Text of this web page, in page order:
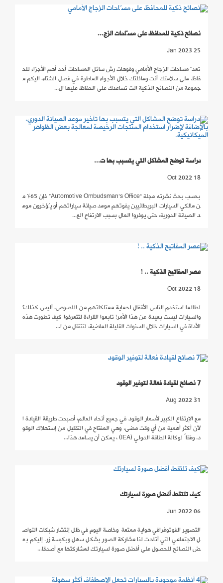
نصائح ذكية للمحافظ على مسّاحات الزج...
25 Jan 2023
تعدّ مساحات الزجاج الأمامي وفوهات رش سائل المساحات أحد أهم الأجزاء للح
فاظ على سلامتك أنت وعائلتك خلال الأجواء الماطرة في فصل الشتاء، اليكم م
جموعة من النصائح الذكية الت تساعدك على الحفاظ عليها ال...
دراسة توضح المشاكل التي يتسبب بها ت...
18 Oct 2022
بحسب بحث نشرته مجلة “Automotive Ombudsman's Office” فإن 65% م
ن مالكي السيارات البريطانيين يفوتهم موعد صيانة سياراتهم أو يُؤخرون موع
د الصيانة الدورية، حتى يوفروا المال بسبب الارتفاع الع...
عصر المفاتيح الذكية .. !
18 Oct 2022
لطالما استخدم الناس الأقفال لحماية ممتلكاتهم من اللصوص، أليس كذلك؟
والسيارات ليست بعيدة عن هذا الأمر! تابعوا القراءة لتتعرفوا كيف تطورت هذه
الأداة في السيارات خلال السنوات القليلة الماضية، لتنتقل من ا...
7 نصائح لقيادة فعالة لتوفير الوقود
31 Aug 2022
مع الإرتفاع الكبير لأسعار الوقود في جميع أنحاء العالم، أصبحت طريقة القيادة ا
لآن أكثر أهمية من أي وقت مضى، وهي المفتاح في التقليل من إستهلاك الوقو
د. وفقاً لوكالة الطاقة الدولي (IEA) ، يمكن أن يساعد هذا...
كيف تلتقط أفضل صورة لسيارتك
06 Jun 2022
التصوير الفوتوغرافي هواية ممتعة وخاصة اليوم في ظل إنتشار شبكات التواص
ل الاجتماعي التي أتاحت لنا مشاركة الصور بشكل سهل وبكبسة زر. إليكم بع
ض النصائح للحصول على أفضل صورة لسيارتك لمشاركتها مع أصدقا...